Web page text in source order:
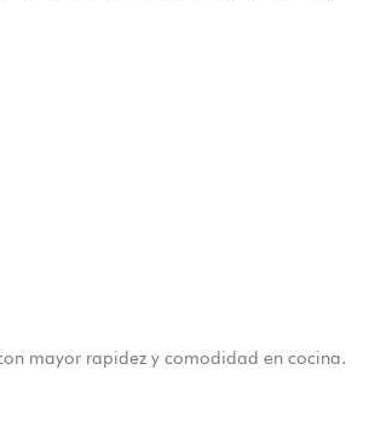
mayor rapidez y comodidad en cocina.